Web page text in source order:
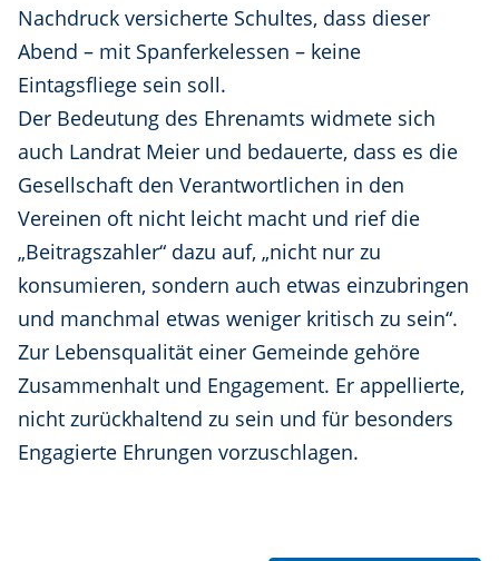
Nachdruck versicherte Schultes, dass dieser
Abend – mit Spanferkelessen – keine
Eintagsfliege sein soll.
Der Bedeutung des Ehrenamts widmete sich
auch Landrat Meier und bedauerte, dass es die
Gesellschaft den Verantwortlichen in den
Vereinen oft nicht leicht macht und rief die
„Beitragszahler“ dazu auf, „nicht nur zu
konsumieren, sondern auch etwas einzubringen
und manchmal etwas weniger kritisch zu sein“.
Zur Lebensqualität einer Gemeinde gehöre
Zusammenhalt und Engagement. Er appellierte,
nicht zurückhaltend zu sein und für besonders
Engagierte Ehrungen vorzuschlagen.